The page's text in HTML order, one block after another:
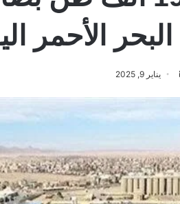
الأحمر
ر
ي
د
يناير 9, 2025